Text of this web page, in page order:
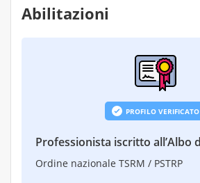
Abilitazioni
PROFILO VERIFICATO
Professionista iscritto all’Albo
Ordine nazionale TSRM / PSTRP